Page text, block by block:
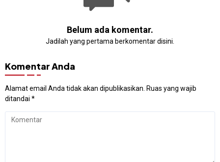
Belum ada komentar.
Jadilah yang pertama berkomentar disini.
Komentar Anda
Alamat email Anda tidak akan dipublikasikan. Ruas yang wajib
ditandai *